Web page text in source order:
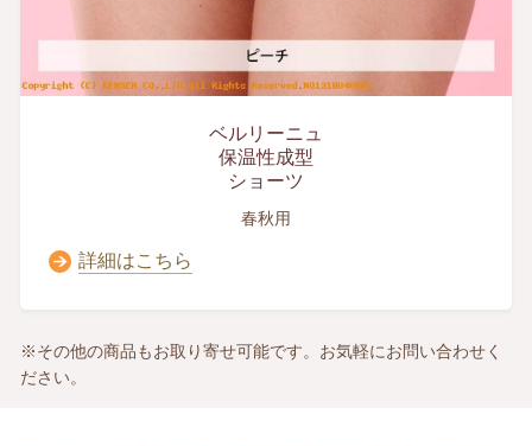
ベルリーニュ
保温性成型
ショーツ
春秋用
詳細はこちら
※その他の商品もお取り寄せ可能です。お気軽にお問い合わせく
ださい。